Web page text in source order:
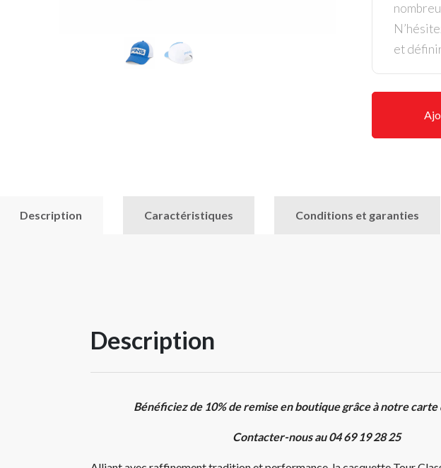
et
Description Caractéristiques Conditions et garanties
Description
Bénéficiez de 10% de remise en boutique grâce à notre carte
Contacter-nous au 04 69 19 28 25